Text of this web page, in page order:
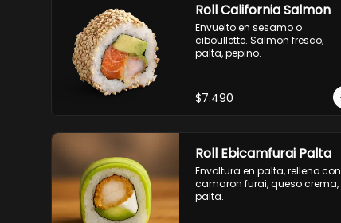
Roll California Salmon
Envuelto en sesamo o
ciboullette. Salmon fresco,
palta, pepino.
$7.490
Roll Ebicamfurai Palta
Envoltura en palta, relleno con
camaron furai, queso crema,
palta.